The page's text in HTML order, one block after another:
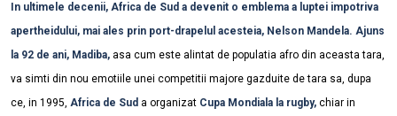
In ultimele decenii, Africa de Sud a devenit o emblema a luptei impotriva
apertheidului, mai ales prin port-drapelul acesteia, Nelson Mandela. Ajuns
la 92 de ani, Madiba, asa cum este alintat de populatia afro din aceasta tara,
va simti din nou emotiile unei competitii majore gazduite de tara sa, dupa
ce, in 1995, Africa de Sud a organizat Cupa Mondiala la rugby, chiar in